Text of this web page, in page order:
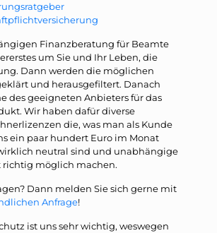
Finanzberatung für Beamte
um Sie und Ihr Leben, die
Dann werden die möglichen
und herausgefiltert. Danach
des geeigneten Anbieters für das
Wir haben dafür diverse
die, was man als Kunde
ein paar hundert Euro im Monat
neutral sind und unabhängige
richtig möglich machen.
Dann melden Sie sich gerne mit
Anfrage!
ist uns sehr wichtig, weswegen